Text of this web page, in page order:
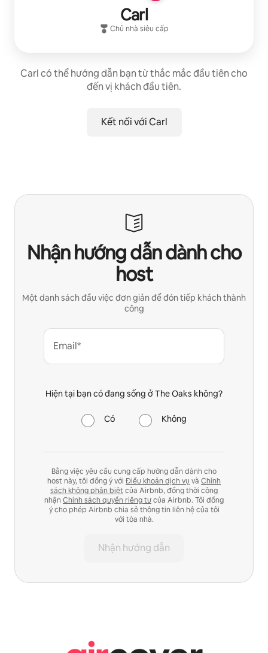
Carl
Chủ nhà siêu cấp
Carl có thể hướng dẫn bạn từ thắc mắc đầu tiên cho
đến vị khách đầu tiên.
Kết nối với Carl
Nhận hướng dẫn dành cho
host
Một danh sách đầu việc đơn giản để đón tiếp khách thành
công
Email*
Hiện tại bạn có đang sống ở The Oaks không?
Có Không
Bằng việc yêu cầu cung cấp hướng dẫn dành cho
host này, tôi đồng ý với Điều khoản dịch vụ và Chính
sách không phân biệtcủa Airbnb, đồng thời công
nhận Chính sách quyền riêng tưcủa Airbnb. Tôi đồng
ý cho phép Airbnb chia sẻ thông tin liên hệ của tôi
với tòa nhà.
Nhận hướng dẫn